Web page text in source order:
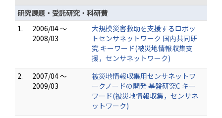
研究課題・受託研究・科研費
1.
2006/04 ～
2008/03
大規模災害救助を支援するロボッ
トセンサネットワーク 国内共同研
究 キーワード(被災地情報収集支
援，センサネットワーク)
2.
2007/04 ～
2009/03
被災地情報収集用センサネットワ
ークノードの開発 基盤研究C キー
ワード(被災地情報収集，センサネ
ットワーク)